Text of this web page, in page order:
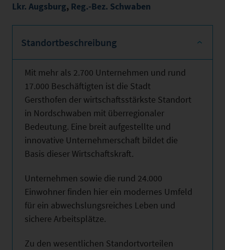
Lkr. Augsburg, Reg.-Bez. Schwaben
Standortbeschreibung
Mit mehr als 2.700 Unternehmen und rund
17.000 Beschäftigten ist die Stadt
Gersthofen der wirtschaftsstärkste Standort
in Nordschwaben mit überregionaler
Bedeutung. Eine breit aufgestellte und
innovative Unternehmerschaft bildet die
Basis dieser Wirtschaftskraft.
Unternehmen sowie die rund 24.000
Einwohner finden hier ein modernes Umfeld
für ein abwechslungsreiches Leben und
sichere Arbeitsplätze.
Zu den wesentlichen Standortvorteilen